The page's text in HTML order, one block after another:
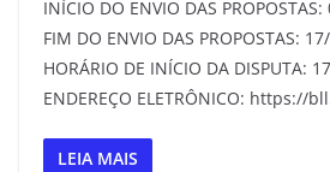
INÍCIO DO ENVIO DAS
FIM DO ENVIO DAS PROPOSTAS:
HORÁRIO DE INÍCIO DA DISPUTA:
ENDEREÇO ELETRÔNICO: https://
LEIA MAIS